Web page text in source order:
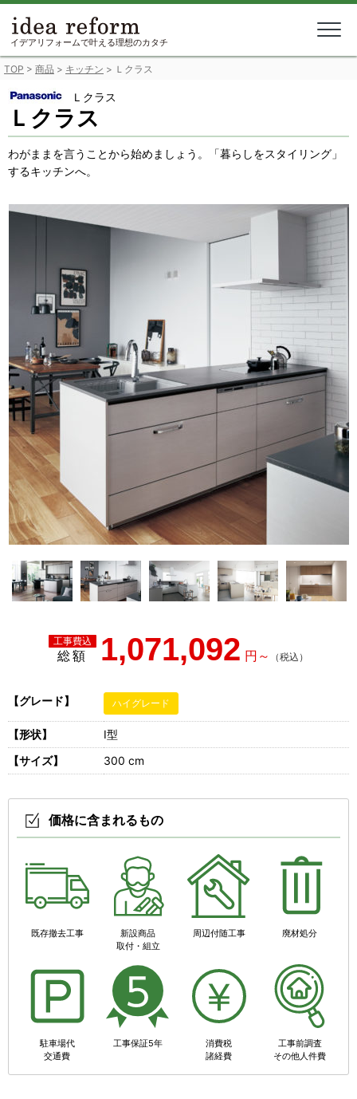
Skip
content
イデアリフォームで叶える理想のカタチ
TOP > 商品 > キッチン > Ｌクラス
Ｌクラス
Ｌクラス
わがままを言うことから始めましょう。「暮らしをスタイリング」
するキッチンへ。
総額 1,071,092
【グレード】 ハイグレード
【形状】
I型
【サイズ】
300 cm
価格に含まれるもの
既存撤去工事
新設商品
取付・組立
周辺付随工事 廃材処分
駐車場代
交通費
工事保証5年
消費税
諸経費
工事前調査
その他人件費